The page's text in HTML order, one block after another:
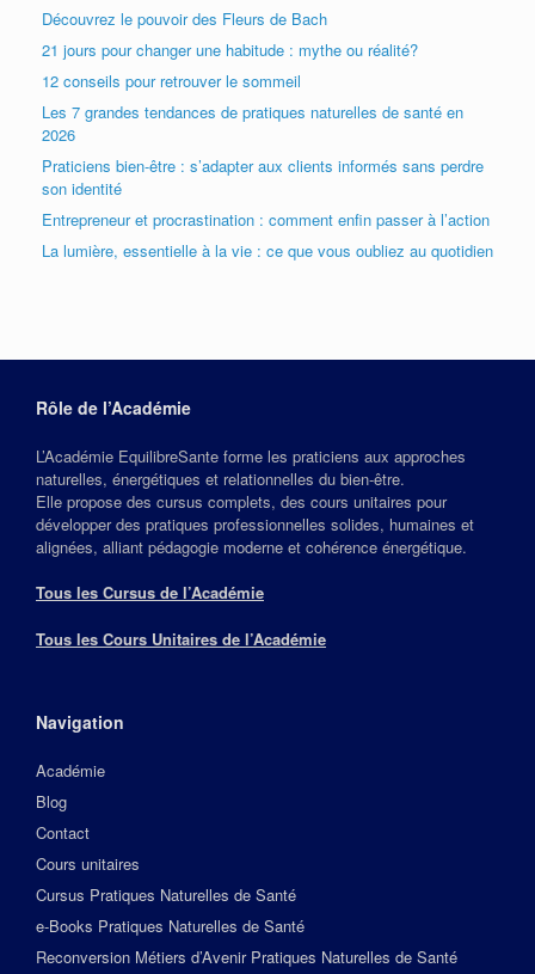
Découvrez le pouvoir des Fleurs de Bach
21 jours pour changer une habitude : mythe ou réalité?
12 conseils pour retrouver le sommeil
Les 7 grandes tendances de pratiques naturelles de santé en
2026
Praticiens bien-être : s’adapter aux clients informés sans perdre
son identité
Entrepreneur et procrastination : comment enfin passer à l’action
La lumière, essentielle à la vie : ce que vous oubliez au quotidien
Rôle de l’Académie
L’Académie EquilibreSante forme les praticiens aux approches
naturelles, énergétiques et relationnelles du bien‑être.
Elle propose des cursus complets, des cours unitaires pour
développer des pratiques professionnelles solides, humaines et
alignées, alliant pédagogie moderne et cohérence énergétique.
Tous les Cursus de l’Académie
Tous les Cours Unitaires de l’Académie
Navigation
Académie
Blog
Contact
Cours unitaires
Cursus Pratiques Naturelles de Santé
e-Books Pratiques Naturelles de Santé
Reconversion Métiers d’Avenir Pratiques Naturelles de Santé